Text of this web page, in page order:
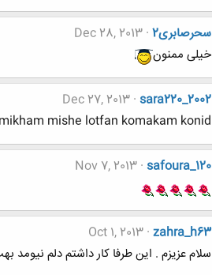
سحرصابری2
Dec 28, 2013
خیلی ممنون
sara220_2002
Dec 27, 2013
mishe lotfan komakam konid/?
safoura_120
Nov 7, 2013
zahra_h63
Oct 1, 2013
سلام عزیزم . این طرفا کار داشتم دلم نیومد